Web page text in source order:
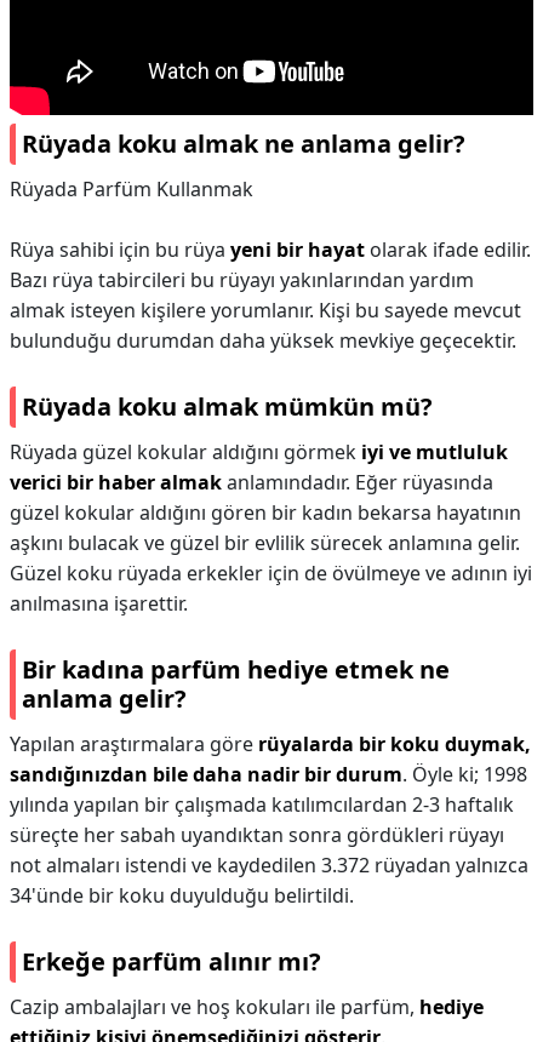
Rüyada koku almak ne anlama gelir?
Rüyada Parfüm Kullanmak
Rüya sahibi için bu rüya yeni bir hayat olarak ifade edilir.
Bazı rüya tabircileri bu rüyayı yakınlarından yardım
almak isteyen kişilere yorumlanır. Kişi bu sayede mevcut
bulunduğu durumdan daha yüksek mevkiye geçecektir.
Rüyada koku almak mümkün mü?
Rüyada güzel kokular aldığını görmek iyi ve mutluluk
verici bir haber almakanlamındadır. Eğer rüyasında
güzel kokular aldığını gören bir kadın bekarsa hayatının
aşkını bulacak ve güzel bir evlilik sürecek anlamına gelir.
Güzel koku rüyada erkekler için de övülmeye ve adının iyi
anılmasına işarettir.
Bir kadına parfüm hediye etmek ne
anlama gelir?
Yapılan araştırmalara göre rüyalarda bir koku duymak,
sandığınızdan bile daha nadir bir durum. Öyle ki; 1998
yılında yapılan bir çalışmada katılımcılardan 2-3 haftalık
süreçte her sabah uyandıktan sonra gördükleri rüyayı
not almaları istendi ve kaydedilen 3.372 rüyadan yalnızca
34'ünde bir koku duyulduğu belirtildi.
Erkeğe parfüm alınır mı?
Cazip ambalajları ve hoş kokuları ile parfüm, hediye